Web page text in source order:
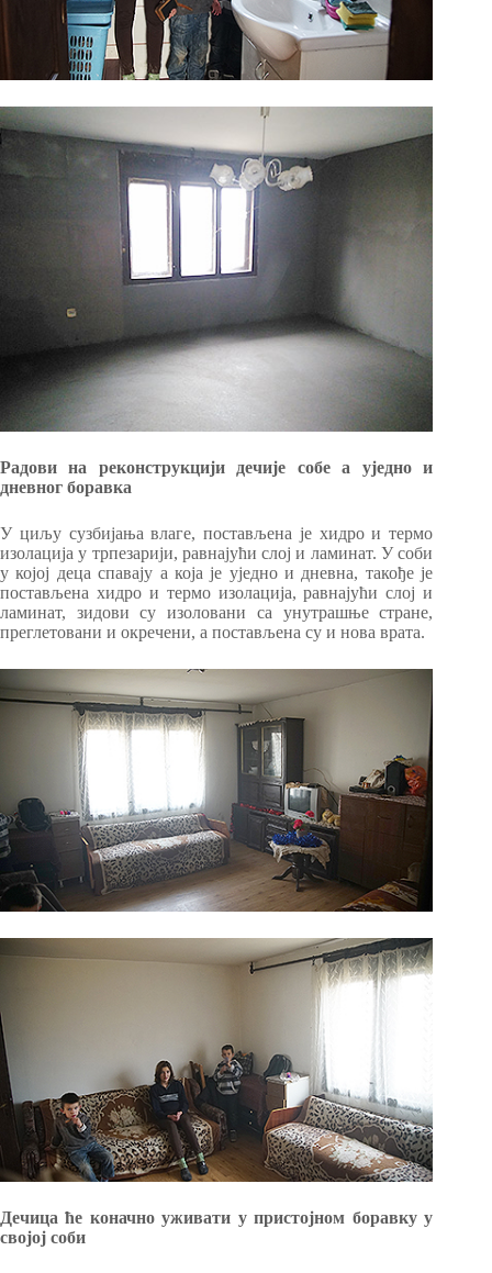
Радови на реконструкцији дечије собе а уједно и
дневног боравка
У циљу сузбијања влаге, постављена је хидро и термо
изолација у трпезарији, равнајући слој и ламинат. У соби
у којој деца спавају а која је уједно и дневна, такође је
постављена хидро и термо изолација, равнајући слој и
ламинат, зидови су изоловани са унутрашње стране,
преглетовани и окречени, а постављена су и нова врата.
Дечица ће коначно уживати у пристојном боравку у
својој соби